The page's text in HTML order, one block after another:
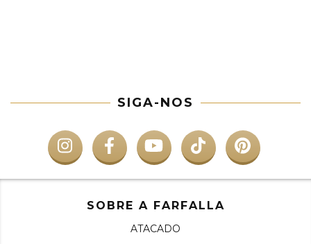
SIGA-NOS
SOBRE A FARFALLA
ATACADO